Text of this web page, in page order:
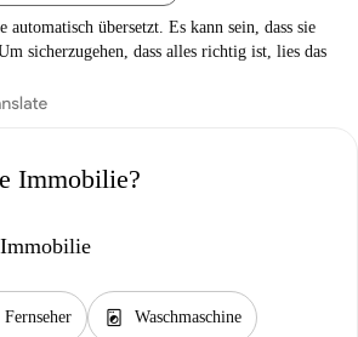
automatisch übersetzt. Es kann sein, dass sie
sicherzugehen, dass alles richtig ist, lies das
Immobilie?
Fernseher local_laundry_service Waschmaschine